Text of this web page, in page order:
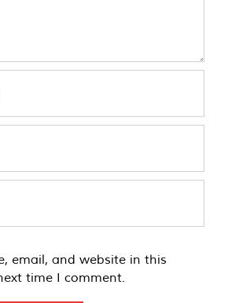
email, and website in this
time I comment.